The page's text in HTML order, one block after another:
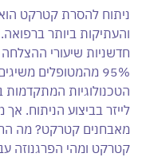
ניתוח להסרת קטרקט הוא
והעתיקות ביותר ברפואה.
חדשניות שיעורי
95% מהמטופלים
הטכנולוגיות המתקדמות
לייזר בביצוע הניתוח.
מאבחנים קטרקט? מה
קטרקט ומהי הפרגנוזה